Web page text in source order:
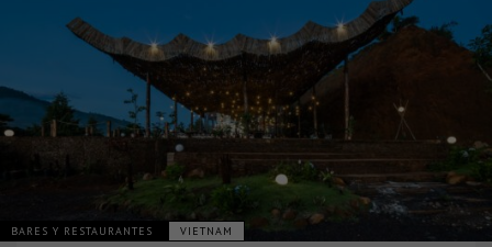
BARES Y RESTAURANTES VIETNAM